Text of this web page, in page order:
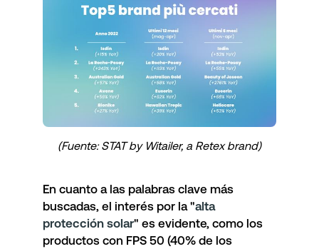
(Fuente: STAT by Witailer, a Retex brand)
En cuanto a las palabras clave más
buscadas, el interés por la "alta
protección solar" es evidente, como los
productos con FPS 50 (40% de los